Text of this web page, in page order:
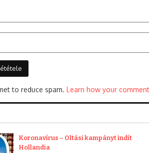
to reduce spam. Learn how your
Koronavírus – Oltási kampányt indít
Hollandia